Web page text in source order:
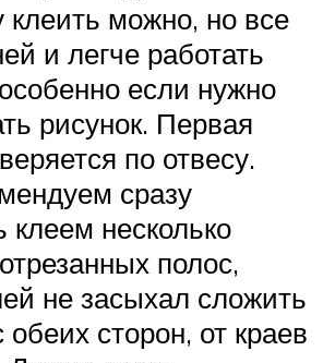
клеить можно, но все
и легче работать
если нужно
рисунок. Первая
по отвесу.
сразу
клеем несколько
полос,
не засыхал сложить
сторон, от краев